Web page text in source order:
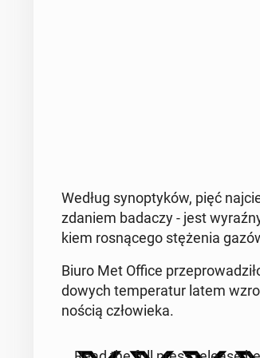
Według syn­op­ty­ków, pięć
zdaniem badaczy - jest
kiem ro­sną­ce­go stę­że­nia
Biuro Met Office
do­wych tem­pe­ra­tur latem
no­ścią czło­wie­ka.